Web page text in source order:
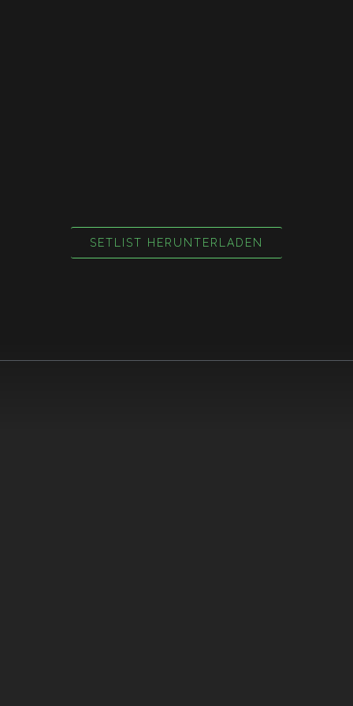
SETLIST HERUNTERLADEN